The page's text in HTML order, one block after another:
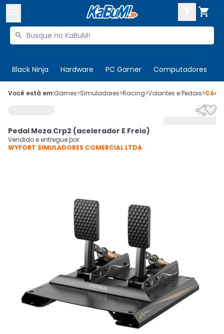

Buscar produtos

Black Ninja Hardware PC Gamer Computadores
 Olá. Acesse sua conta
Cupons
CADASTRE-SE
Você está em:Games>Simuladores>Racing>Volantes e Pedais>

Pedal Moza Crp2 (acelerador E Freio)
Vendido e entregue por:
WYFORT SIMULADORES COMERCIAL LTDA